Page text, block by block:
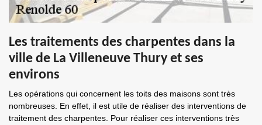
Les traitements des charpentes dans la
ville de La Villeneuve Thury et ses
environs
Les opérations qui concernent les toits des maisons sont très
nombreuses. En effet, il est utile de réaliser des interventions de
traitement des charpentes. Pour réaliser ces interventions très